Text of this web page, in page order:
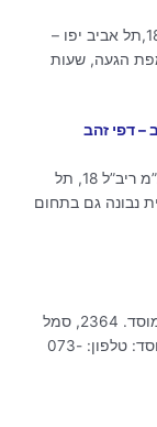
צור קשר עם שחר-און שירותי ניהול בע”מ בריב”ל 18,תל אביב יפו –
הגעה, שעות
דפי זהב מציג מידע על שחר- און שירותי ניהול בע”מ ריב”ל 18, תל
נבונה גם בתחום
העמותה לקידום מקצועי חברתי – שחר און, :שם מוסד. 2364, סמל
מוסד: תאריך סטטוס מוסד: סטטוס עדכני של המוסד: טלפון: 073-